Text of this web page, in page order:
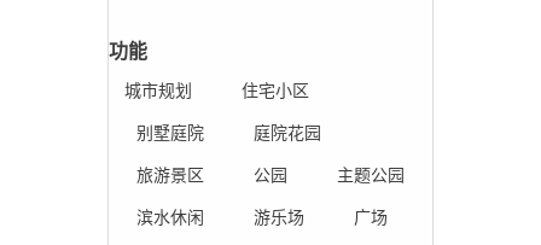
功能
城市规划
住宅小区
别墅庭院
庭院花园
旅游景区
公园
主题公园
滨水休闲
游乐场
广场